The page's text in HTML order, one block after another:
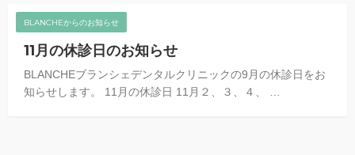
BLANCHEからのお知らせ
11月の休診日のお知らせ
BLANCHEブランシェデンタルクリニックの9月の休診日をお
知らせします。 11月の休診日 11月２、３、４、 …